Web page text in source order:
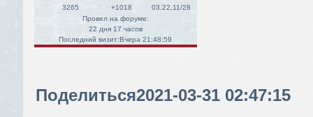
3265
+1018
03.22,11/28
Провел на форуме:
22 дня 17 часов
Последний визит:Вчера 21:48:59
Поделиться2021-03-31 02:47:15